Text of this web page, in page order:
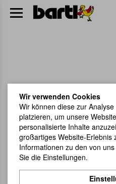
Wir verwenden Cookies
Wir können diese zur
platzieren, um unsere
personalisierte Inhalte
großartiges Website-Erlebnis
Informationen zu den von
Sie die Einstellungen.